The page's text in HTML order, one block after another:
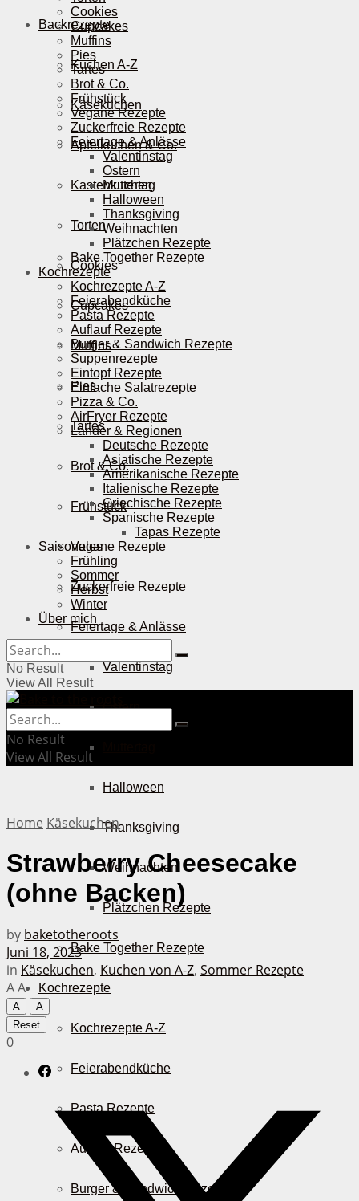
Backrezepte
Kuchen A-Z
Käsekuchen
Apfelkuchen & Co.
Kastenkuchen
Torten
Cookies
Cupcakes
Muffins
Pies
Tartes
Brot & Co.
Frühstück
Vegane Rezepte
Zuckerfreie Rezepte
Feiertage & Anlässe
Valentinstag
Ostern
Halloween
Thanksgiving
Weihnachten
Plätzchen Rezepte
Bake Together Rezepte
Kochrezepte
Kochrezepte A-Z
Feierabendküche
Pasta Rezepte
Auflauf Rezepte
Burger & Sandwich Rezepte
Cookies
Cupcakes
Muffins
Pies
Tartes
Brot & Co.
Frühstück
Vegane Rezepte
Zuckerfreie Rezepte
Feiertage & Anlässe
Valentinstag
Ostern
Muttertag
Halloween
Thanksgiving
Weihnachten
Plätzchen Rezepte
Bake Together Rezepte
Kochrezepte
Kochrezepte A-Z
Feierabendküche
Pasta Rezepte
Auflauf Rezepte
Burger & Sandwich Rezepte
Suppenrezepte
Eintopf Rezepte
Einfache Salatrezepte
Pizza & Co.
AirFryer Rezepte
Länder & Regionen
Deutsche Rezepte
Asiatische Rezepte
Amerikanische Rezepte
Italienische Rezepte
Griechische Rezepte
Spanische Rezepte
Tapas Rezepte
Saisonales
Frühling
Sommer
Herbst
Winter
Über mich
No Result
View All Result
No Result
View All Result
Home Käsekuchen
Strawberry Cheesecake
(ohne Backen)
by baketotheroots
Juni 18, 2023
in Käsekuchen, Kuchen von A-Z, Sommer Rezepte
AA
A
A
Reset
0